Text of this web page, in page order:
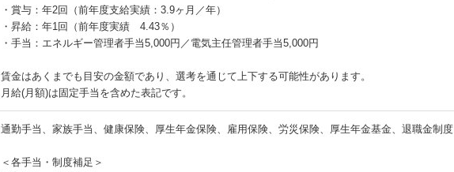
・賞与：年2回（前年度支給実績：3.9ヶ月／年）
・昇給：年1回（前年度実績 4.43％）
・手当：エネルギー管理者手当5,000円／電気主任管理者手当5,000円
賃金はあくまでも目安の金額であり、選考を通じて上下する可能性があります。
月給(月額)は固定手当を含めた表記です。
通勤手当、家族手当、健康保険、厚生年金保険、雇用保険、労災保険、厚生年金基金、退職金制度
＜各手当・制度補足＞